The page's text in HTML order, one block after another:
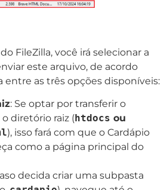
do FileZilla, você irá selecionar a
este arquivo, de acordo
entre as três opções disponíveis:
: Se optar por transferir o
diretório raiz (htdocs ou
), isso fará com que o Cardápio
como a página principal do
decida criar uma subpasta